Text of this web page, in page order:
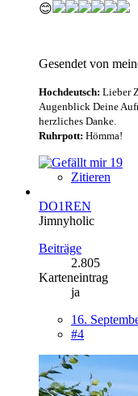
😊
Gesendet von
Hochdeutsch: Lieber
Augenblick Deine
herzliches Danke.
Ruhrpott: Hömma!
19
Zitieren
DO1REN
Jimnyholic
Beiträge
2.805
Karteneintrag
ja
16.
#4